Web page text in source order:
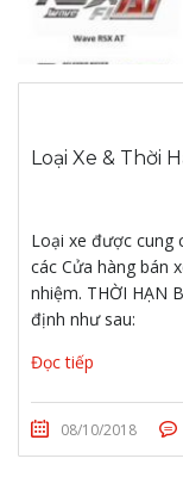
Loại Xe & Thời
Loại xe được cung
các Cửa hàng bán
nhiệm. THỜI HẠN
định như sau:
Đọc tiếp
08/10/2018